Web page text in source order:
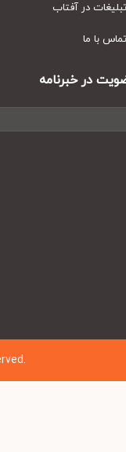
در آفتاب
با ما
در خبرنامه